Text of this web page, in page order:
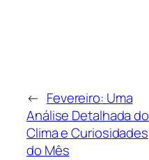
← Fevereiro: Uma
Análise Detalhada do
Clima e Curiosidades
do Mês